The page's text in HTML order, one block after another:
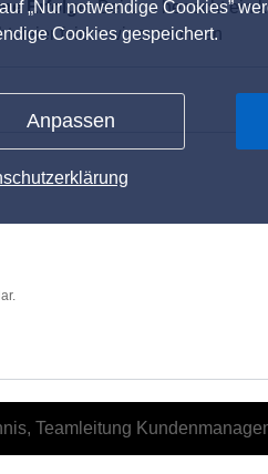
„Nur notwendige Cookies”
Cookies gespeichert.
Anpassen
Erfolge:Bei uns herrscht ein
feiern wir zusammen